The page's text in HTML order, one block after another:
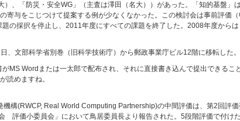
）、「防災・安全WG」（主査は澤田（名大））があった。「知的基盤
寄与をこじつけて提案する例が少なくなかった。この検討会は事前評価
の採択を停止し、2011年度にすべての課題を終了した。2008年度から
、文部科学省別巻（旧科学技術庁）から郵政事業庁ビル12階に移転した。
MS Wordまたは一太郎で配布され、それに直接書き込んで提出できる
読めますね。
構(RWCP, Real World Computing Partnership)の中間評価は、第2回評
評価小委員会」において鳥居委員長より報告された。5段階評価で付け